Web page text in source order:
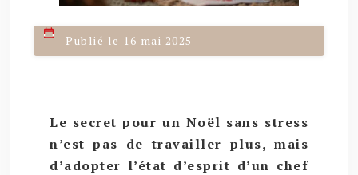
Publié le 16 mai 2025
Le secret pour un Noël sans stress
n’est pas de travailler plus, mais
d’adopter l’état d’esprit d’un chef